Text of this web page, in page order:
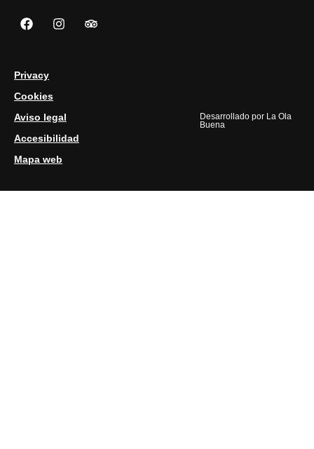
Privacy
Cookies
Aviso legal
Accesibilidad
Mapa web
Desarrollado por La Ola
Buena